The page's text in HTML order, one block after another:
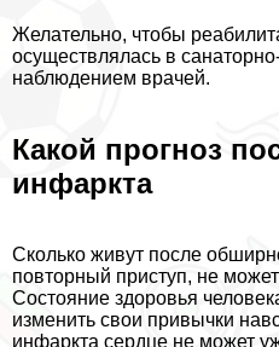
Желательно, чтобы
осуществлялась в
наблюдением врачей.
Какой прогноз
инфаркта
Сколько живут после
повторный приступ, не
Состояние здоровья
изменить свои привычки
инфаркта сердце не может